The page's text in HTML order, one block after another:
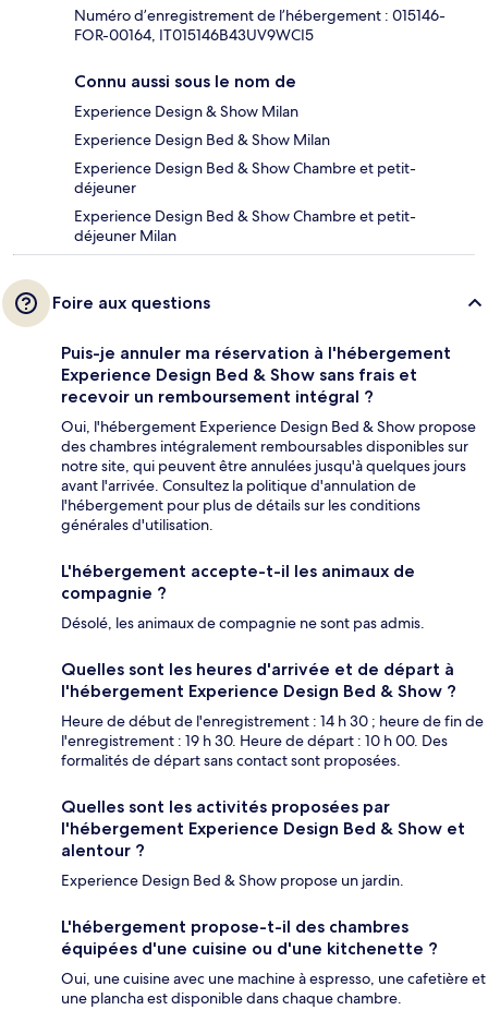
Numéro d’enregistrement de l’hébergement : 015146-
FOR-00164, IT015146B43UV9WCI5
Connu aussi sous le nom de
Experience Design & Show Milan
Experience Design Bed & Show Milan
Experience Design Bed & Show Chambre et petit-
déjeuner
Experience Design Bed & Show Chambre et petit-
déjeuner Milan
Foire aux questions
Puis-je annuler ma réservation à l'hébergement
Experience Design Bed & Show sans frais et
recevoir un remboursement intégral ?
Oui, l'hébergement Experience Design Bed & Show propose
des chambres intégralement remboursables disponibles sur
notre site, qui peuvent être annulées jusqu'à quelques jours
avant l'arrivée. Consultez la politique d'annulation de
l'hébergement pour plus de détails sur les conditions
générales d'utilisation.
L'hébergement accepte-t-il les animaux de
compagnie ?
Désolé, les animaux de compagnie ne sont pas admis.
Quelles sont les heures d'arrivée et de départ à
l'hébergement Experience Design Bed & Show ?
Heure de début de l'enregistrement : 14 h 30 ; heure de fin de
l'enregistrement : 19 h 30. Heure de départ : 10 h 00. Des
formalités de départ sans contact sont proposées.
Quelles sont les activités proposées par
l'hébergement Experience Design Bed & Show et
alentour ?
Experience Design Bed & Show propose un jardin.
L'hébergement propose-t-il des chambres
équipées d'une cuisine ou d'une kitchenette ?
Oui, une cuisine avec une machine à espresso, une cafetière et
une plancha est disponible dans chaque chambre.